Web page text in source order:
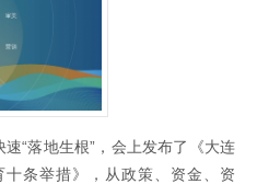
“落地生根”，会上发布了《大连
条举措》，从政策、资金、资